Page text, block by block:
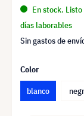
En stock.
días laborables
Sin gastos de
Color
blanco